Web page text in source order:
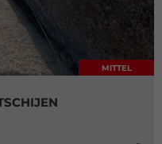
MITTEL